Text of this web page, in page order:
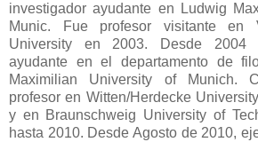
investigador ayudante en Ludwig
Munic. Fue profesor visitante en
University en 2003. Desde 2004
ayudante en el departamento de
Maximilian University of Munich.
profesor en Witten/Herdecke
y en Braunschweig University of
hasta 2010. Desde Agosto de 2010,